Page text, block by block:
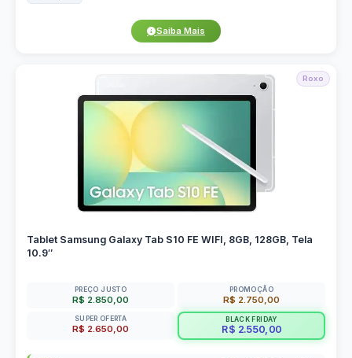
Saiba Mais
Roxo
Tablet Samsung Galaxy Tab S10 FE WIFI, 8GB, 128GB, Tela
10.9″
PREÇO JUSTO
R$ 2.850,00
PROMOÇÃO
R$ 2.750,00
SUPER OFERTA
R$ 2.650,00
BLACK FRIDAY
R$ 2.550,00